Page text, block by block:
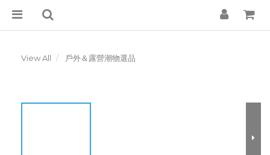
View All 戶外＆露營潮物選品